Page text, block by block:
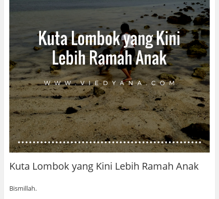
Kuta Lombok yang Kini Lebih Ramah Anak
Bismillah.